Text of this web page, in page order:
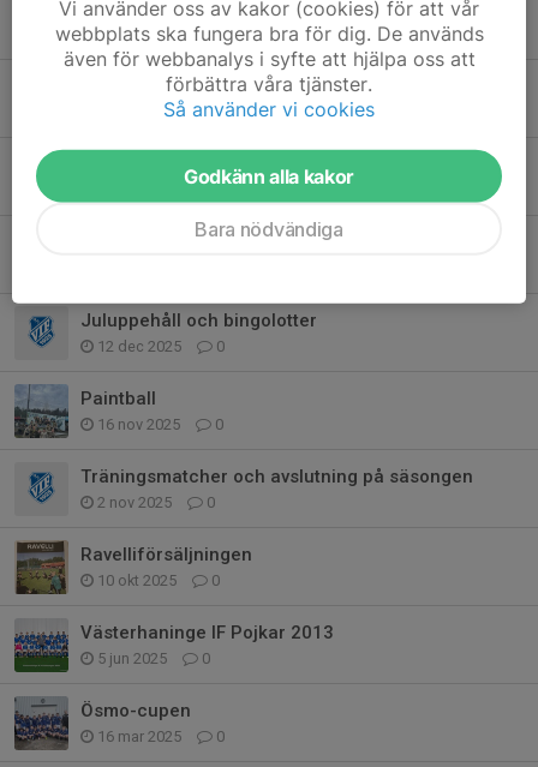
Fotografering den 13/4 (fyll i info innan)
5 apr, 22:27 0
Följ oss i appen "Min fotboll"
20 mar, 22:48 0
Seriematcherna finns i kalendern!
20 mar, 14:53 2
Cup på söndag!
Juluppehåll och bingolotter
12 dec 2025 0
Paintball
16 nov 2025 0
Träningsmatcher och avslutning på säsongen
2 nov 2025 0
Ravelliförsäljningen
10 okt 2025 0
Västerhaninge IF Pojkar 2013
5 jun 2025 0
Ösmo-cupen
16 mar 2025 0
Vi använder oss av kakor (cookies) för att vår
webbplats ska fungera bra för dig. De används
även för webbanalys i syfte att hjälpa oss att
förbättra våra tjänster.
Så använder vi cookies
Godkänn alla kakor
Bara nödvändiga